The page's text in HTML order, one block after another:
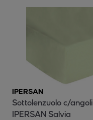
IPERSAN
Sottolenzuolo c/angoli
IPERSAN Salvia